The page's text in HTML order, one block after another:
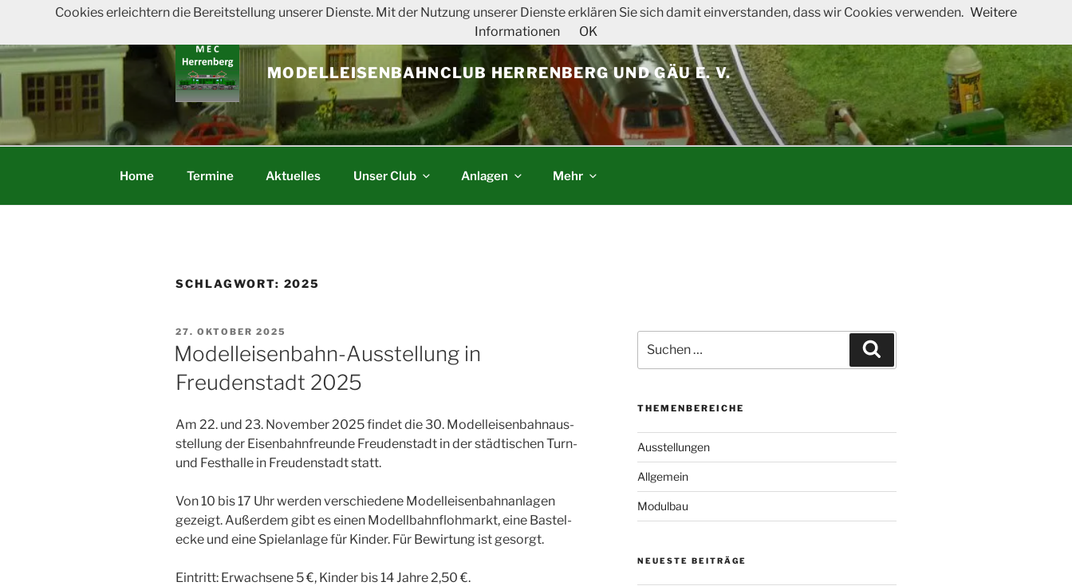
springen
MODELLEISENBAHNCLUB HERRENBERG UND GÄU E. V.
Home Termine Aktuelles Unser Club Anlagen Mehr
SCHLAGWORT: 2025
VERÖFFENTLICHT
AM
27. OKTOBER 2025
Modelleisenbahn-Ausstellung in
Freudenstadt 2025
Am 22. und 23. Novem­ber 2025 fin­det die 30. Modell­ei­sen­bahn­aus­
stel­lung der Eisen­bahn­freun­de Freu­den­stadt in der städ­ti­schen Turn-
und Fest­hal­le in Freu­den­stadt statt.
Von 10 bis 17 Uhr wer­den ver­schie­de­ne Modell­ei­sen­bahn­an­la­gen
gezeigt. Außer­dem gibt es einen Modell­bahn­floh­markt, eine Bas­tel­
ecke und eine Spiel­an­la­ge für Kin­der. Für Bewir­tung ist gesorgt.
Ein­tritt: Erwach­se­ne 5 €, Kin­der bis 14 Jah­re 2,50 €.
nach:
THEMENBEREICHE
Ausstellungen
Allgemein
Modulbau
NEUESTE BEITRÄGE
Cookies erleichtern die Bereitstellung unserer Dienste. Mit der Nutzung unserer Dienste erklären Sie sich damit einverstanden, dass wir Cookies verwenden. Weitere
Informationen
OK